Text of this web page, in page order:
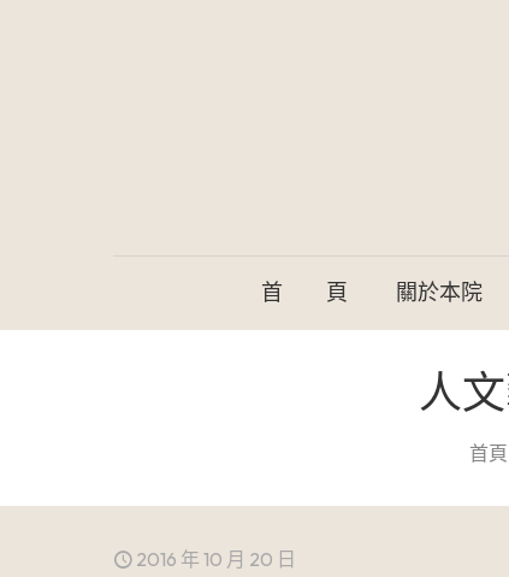
首 頁 關於本院
人
首頁
2016 年 10 月 20 日